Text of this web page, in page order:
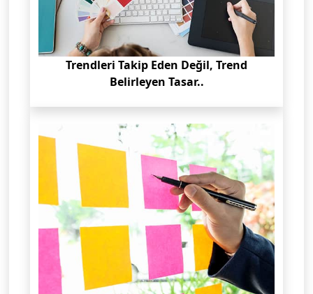
Trendleri Takip Eden Değil, Trend
Belirleyen Tasar..